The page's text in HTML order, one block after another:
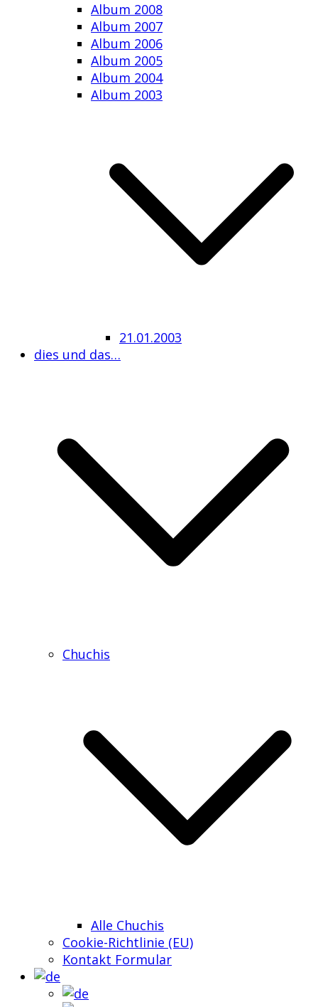
Album 2008
Album 2007
Album 2006
Album 2005
Album 2004
Album 2003
21.01.2003
dies und das…
Chuchis
Alle Chuchis
Cookie-Richtlinie (EU)
Kontakt Formular